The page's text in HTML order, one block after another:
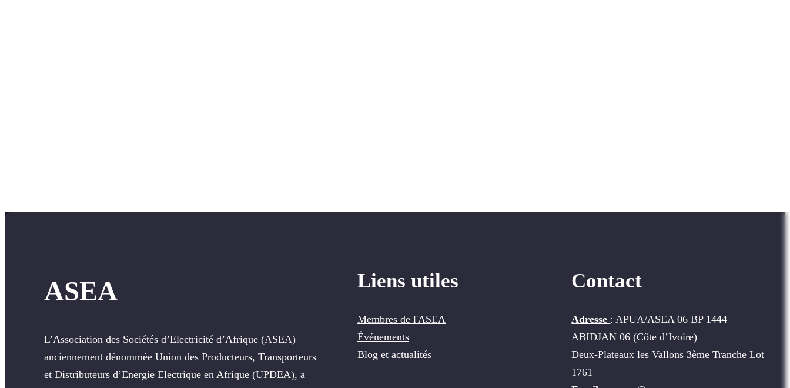
ASEA
L’Association des Sociétés d’Electricité d’Afrique (ASEA)
anciennement dénommée Union des Producteurs, Transporteurs
et Distributeurs d’Energie Electrique en Afrique (UPDEA), a
Liens utiles
Membres de l'ASEA
Événements
Blog et actualités
Contact
Adresse : APUA/ASEA 06 BP 1444
ABIDJAN 06 (Côte d’Ivoire)
Deux-Plateaux les Vallons 3ème Tranche Lot
1761